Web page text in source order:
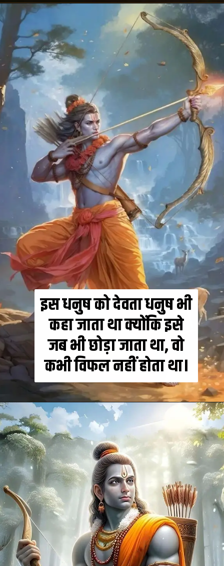
इस धनुष को देवता धनुष भी
कहा जाता था क्योंकि इसे
जब भी छोड़ा जाता था, वो
कभी विफल नहीं होता था।